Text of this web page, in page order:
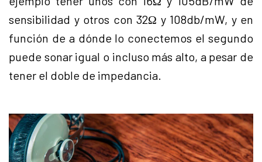
sensibilidad y otros con 32Ω y 108db/mW, y en
función de a dónde lo conectemos el segundo
puede sonar igual o incluso más alto, a pesar de
tener el doble de impedancia.